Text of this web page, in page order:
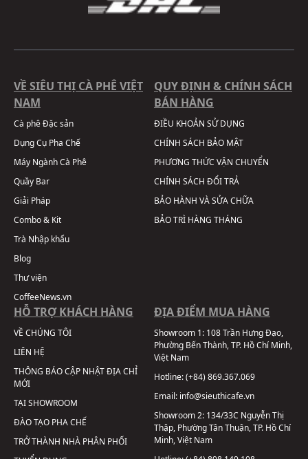
VỀ SIÊU THỊ CÀ PHÊ VIỆT
NAM
Cà phê Đặc sản
Dụng Cụ Pha Chế
Máy Ngành Cà Phê
Quầy Bar
Giải Pháp
Combo & Kit
Trà Nhập khẩu
Blog
Thư viện
CoffeeNews.vn
QUY ĐỊNH & CHÍNH SÁCH
BÁN HÀNG
ĐIỀU KHOẢN SỬ DỤNG
CHÍNH SÁCH BẢO MẬT
PHƯƠNG THỨC VẬN CHUYỂN
CHÍNH SÁCH ĐỔI TRẢ
BẢO HÀNH VÀ SỬA CHỮA
BẢO TRÌ HÀNG THÁNG
HỖ TRỢ KHÁCH HÀNG
VỀ CHÚNG TÔI
LIÊN HỆ
THÔNG BÁO CẬP NHẬT ĐỊA CHỈ
MỚI
TẠI SHOWROOM
ĐÀO TẠO PHA CHẾ
TRỞ THÀNH NHÀ PHÂN PHỐI
ĐỊA ĐIỂM MUA HÀNG
Showroom 1: 108 Trần Hưng Đạo,
Phường Bến Thành, TP. Hồ Chí Minh,
Việt Nam
Hotline:(+84) 869.367.069
Email: info@sieuthicafe.vn
Showroom 2: 134/33C Nguyễn Thị
Thập, Phường Tân Thuận, TP. Hồ Chí
Minh, Việt Nam